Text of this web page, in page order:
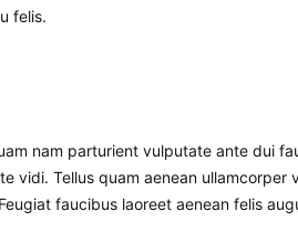
felis.
nam parturient vulputate ante dui
vidi. Tellus quam aenean ullamcorper
faucibus laoreet aenean felis